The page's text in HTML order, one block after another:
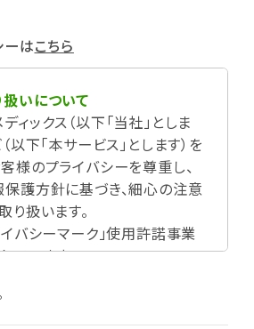
ーはこちら
いについて
ィックス（以下「当社」としま
以下「本サービス」とします）を
様のプライバシーを尊重し、
護方針に基づき、細心の注意
り扱います。
バシーマーク」使用許諾事業
ています。